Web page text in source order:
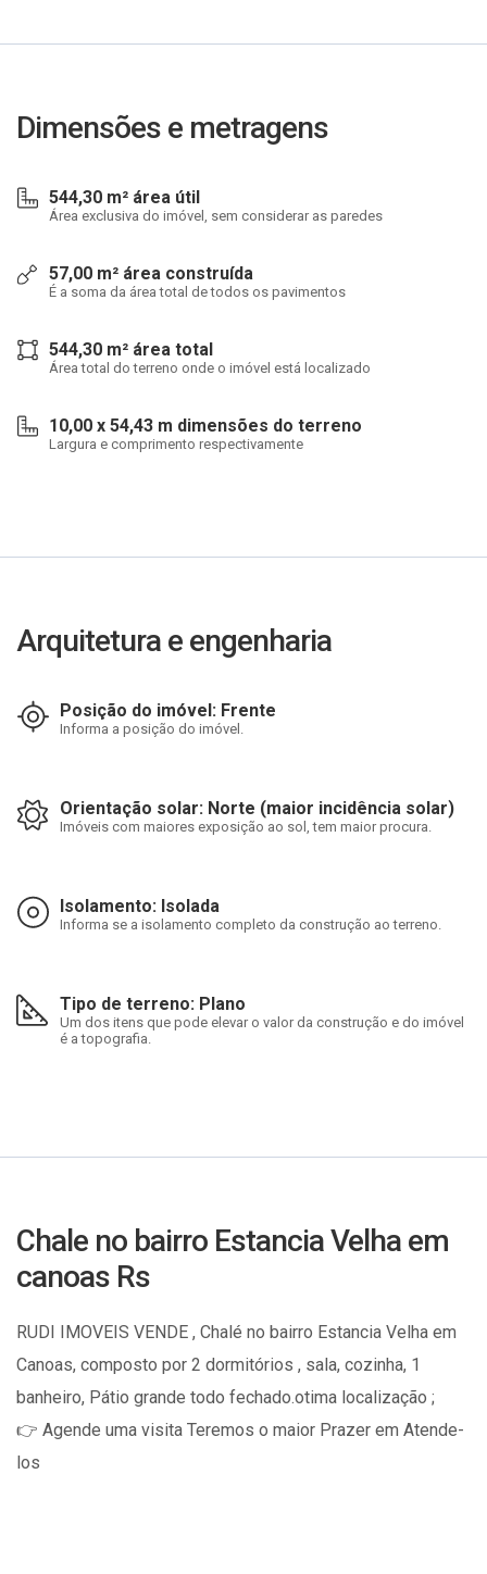
Dimensões e metragens
544,30 m² área útil
Área exclusiva do imóvel, sem considerar as paredes
57,00 m² área construída
É a soma da área total de todos os pavimentos
544,30 m² área total
Área total do terreno onde o imóvel está localizado
10,00 x 54,43 m dimensões do terreno
Largura e comprimento respectivamente
Arquitetura e engenharia
Posição do imóvel: Frente
Informa a posição do imóvel.
Orientação solar: Norte (maior incidência solar)
Imóveis com maiores exposição ao sol, tem maior procura.
Isolamento: Isolada
Informa se a isolamento completo da construção ao terreno.
Tipo de terreno: Plano
Um dos itens que pode elevar o valor da construção e do imóvel
é a topografia.
Chale no bairro Estancia Velha em
canoas Rs
RUDI IMOVEIS VENDE , Chalé no bairro Estancia Velha em
Canoas, composto por 2 dormitórios , sala, cozinha, 1
banheiro, Pátio grande todo fechado.otima localização ;
👉 Agende uma visita Teremos o maior Prazer em Atende-
los